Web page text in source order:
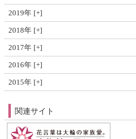
2019年
2018年
2017年
2016年
2015年
関連サイト